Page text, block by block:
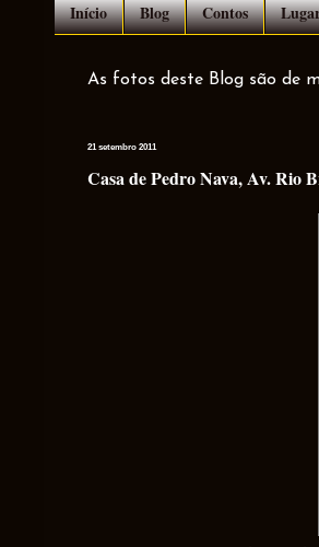
Início Blog Contos
As fotos deste Blog são de
21 setembro 2011
Casa de Pedro Nava, Av. Rio